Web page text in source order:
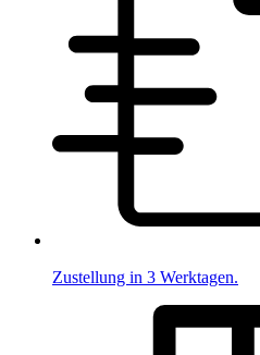
Zustellung in 3 Werktagen.